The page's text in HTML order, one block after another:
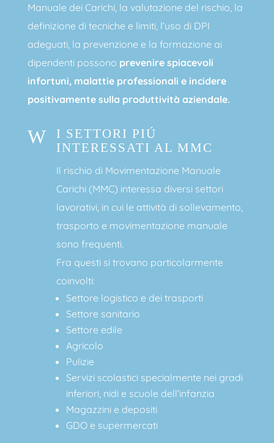
Manuale dei Carichi, la valutazione del rischio, la
definizione di tecniche e limiti, l’uso di DPI
adeguati, la prevenzione e la formazione ai
dipendenti possono prevenire spiacevoli
infortuni, malattie professionali e incidere
positivamente sulla produttività aziendale.
W
I SETTORI PIÚ
INTERESSATI AL MMC
Il rischio di Movimentazione Manuale
Carichi (MMC) interessa diversi settori
lavorativi, in cui le attività di sollevamento,
trasporto e movimentazione manuale
sono frequenti.
Fra questi si trovano particolarmente
coinvolti:
Settore logistico e dei trasporti
Settore sanitario
Settore edile
Agricolo
Pulizie
Servizi scolastici specialmente nei gradi
inferiori, nidi e scuole dell’infanzia
Magazzini e depositi
GDO e supermercati